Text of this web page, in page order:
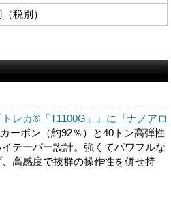
税別）
トレカ®「T1100G」』に『ナノアロ
ーボン（約92％）と40トン高弾性
テーパー設計。強くてパワフルな
高感度で抜群の操作性を併せ持